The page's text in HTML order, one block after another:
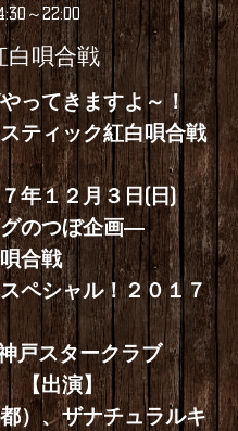
～22:00
唄合戦
ってきますよ～！
紅白唄合戦
月３日(日)
企画―
合戦
ル！２０１７
クラブ
】
）、ザナチュラルキ